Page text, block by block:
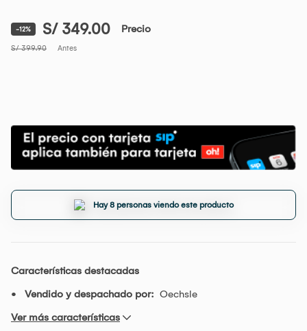
-12% S/ 349.00 Precio
S/ 399.90 Antes
Hay 8 personas viendo este producto
Características destacadas
Vendido y despachado por: Oechsle
Ver más características